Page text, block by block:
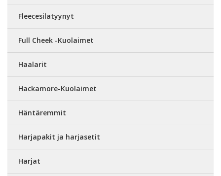
Fleecesilatyynyt
Full Cheek -Kuolaimet
Haalarit
Hackamore-Kuolaimet
Häntäremmit
Harjapakit ja harjasetit
Harjat